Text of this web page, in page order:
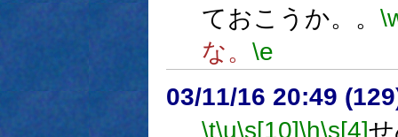
ておこうか。。
な。 \e
03/11/16 20:49
\t\u\s[10]\h\s[4]